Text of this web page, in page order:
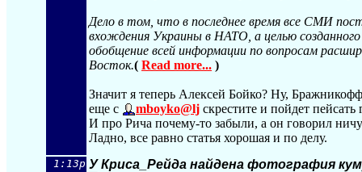
Дело в том, что в последнее время все СМИ
вхождения Украины в НАТО, а целью созданного
обобщение всей информации по вопросам
Восток.( Read more... )
Значит я теперь Алексей Бойко? Ну,
еще с
mboyko@lj скрестите и пойдет пейсать
И про Рича почему-то забыли, а он говорил
Ладно, все равно статья хорошая и по делу.
1:13p У Криса_Рейда найдена фотография